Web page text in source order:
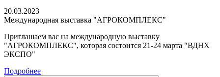
20.03.2023
Международная выставка "АГРОКОМПЛЕКС"
Приглашаем вас на международную выставку
"АГРОКОМПЛЕКС", которая состоится 21-24 марта "ВДНХ
ЭКСПО"
Подробнее